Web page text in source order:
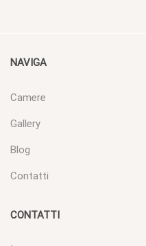
NAVIGA
Camere
Gallery
Blog
Contatti
CONTATTI